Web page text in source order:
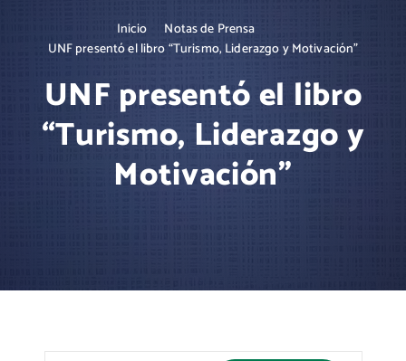
Inicio
Notas de Prensa
UNF presentó el libro “Turismo, Liderazgo y Motivación”
UNF presentó el libro
“Turismo, Liderazgo y
Motivación”